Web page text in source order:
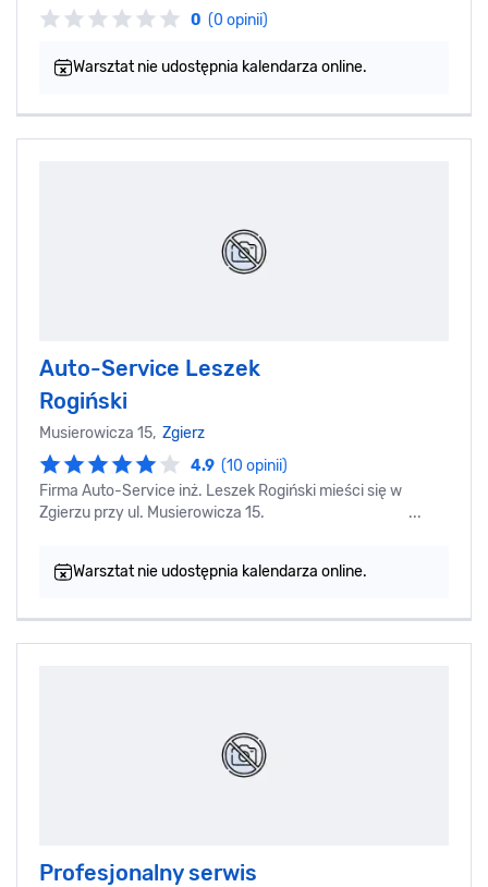
0 (0 opinii)
Warsztat nie udostępnia kalendarza online.
Auto-Service Leszek
Rogiński
Musierowicza 15, Zgierz
4.9 (10 opinii)
Firma Auto-Service inż. Leszek Rogiński mieści się w
Zgierzu przy ul. Musierowicza 15. ...
Warsztat nie udostępnia kalendarza online.
Profesjonalny serwis